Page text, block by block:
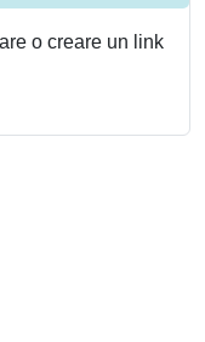
o creare un link